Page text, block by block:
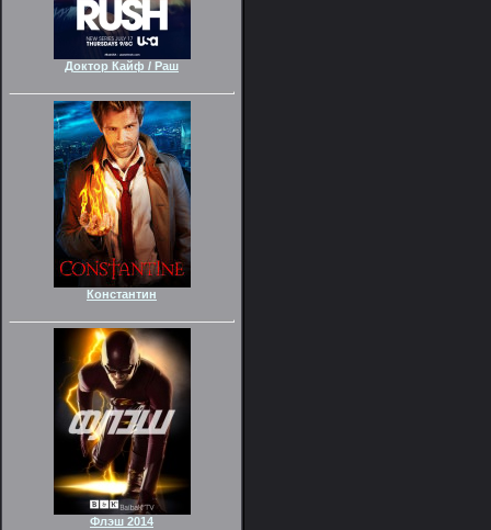
Доктор Кайф / Раш
Константин
Флэш 2014